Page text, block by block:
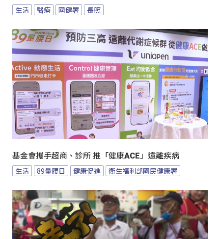
生活 醫療 國健署 長照
基金會攜手超商、診所 推「健康ACE」遠離疾病
生活 89量腰日 健康促進 衛生福利部國民健康署